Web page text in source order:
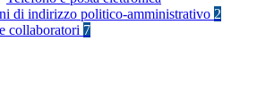
di indirizzo politico-amministrativo 2
collaboratori 7